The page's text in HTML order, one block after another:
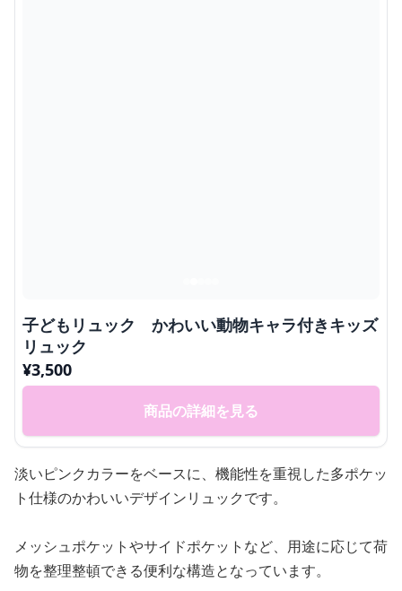
子どもリュック かわいい動物キャラ付きキッズ
リュック
¥3,500
商品の詳細を見る
淡いピンクカラーをベースに、機能性を重視した多ポケッ
ト仕様のかわいいデザインリュックです。
メッシュポケットやサイドポケットなど、用途に応じて荷
物を整理整頓できる便利な構造となっています。